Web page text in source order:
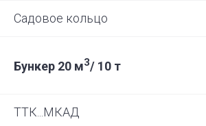
Садовое кольцо
Бункер 20 м3/ 10 т
ТТК...МКАД